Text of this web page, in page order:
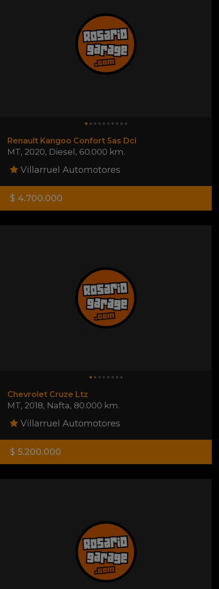
Renault Kangoo Confort 5as Dci
MT, 2020, Diesel, 60.000 km.
Villarruel Automotores
$ 4.700.000
Chevrolet Cruze Ltz
MT, 2018, Nafta, 80.000 km.
Villarruel Automotores
$ 5.200.000